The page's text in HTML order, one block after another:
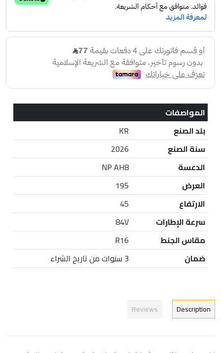
المواصفات
بلد الصنع
KR
سنة الصنع
2026
الدعسة
NP AH8
العرض
195
الارتفاع
45
سرعة الإطارات
84V
مقاس الجنط
R16
ضمان
3 سنوات من تاريخ الشراء
Description
Reviews